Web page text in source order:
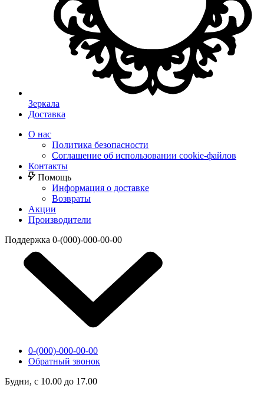
Зеркала
Доставка
О нас
Политика безопасности
Соглашение об использовании cookie-файлов
Контакты
Помощь
Информация о доставке
Возвраты
Акции
Производители
Поддержка 0-(000)-000-00-00
0-(000)-000-00-00
Обратный звонок
Будни, с 10.00 до 17.00